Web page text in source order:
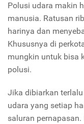
Polusi udara makin
manusia. Ratusan
harinya dan
Khususnya di
mungkin untuk bisa
polusi.
Jika dibiarkan
udara yang setiap
saluran